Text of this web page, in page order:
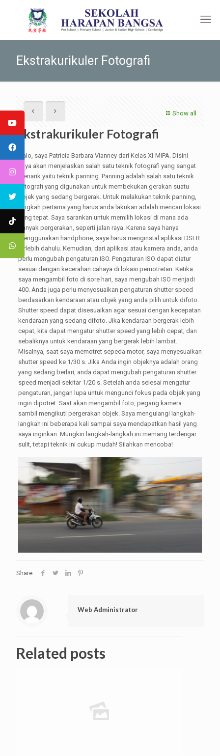
Ekstrakurikuler Fotografi
Show all
Ekstrakurikuler Fotografi
Halo, saya Patricia Barbara Vianney dari Kelas XI-MIPA. Disini
saya akan menjelaskan salah satu teknik fotografi yang sangat
menarik yaitu teknik panning. Panning adalah salah satu teknik
fotografi yang digunakan untuk membekukan gerakan suatu
objek yang sedang bergerak. Untuk melakukan teknik panning,
langkah pertama yang harus anda lakukan adalah mencari lokasi
yang tepat. Saya sarankan untuk memilih lokasi di mana ada
banyak pergerakan, seperti jalan raya. Karena saya hanya
menggunakan handphone, saya harus menginstal aplikasi DSLR
terlebih dahulu. Kemudian, dari aplikasi atau kamera anda, anda
perlu mengubah pengaturan ISO. Pengaturan ISO dapat diatur
sesuai dengan kecerahan cahaya di lokasi pemotretan. Ketika
saya mengambil foto di sore hari, saya mengubah ISO menjadi
400. Anda juga perlu menyesuaikan pengaturan shutter speed
berdasarkan kendaraan atau objek yang anda pilih untuk difoto.
Shutter speed dapat disesuaikan agar sesuai dengan kecepatan
kendaraan yang sedang difoto. Jika kendaraan bergerak lebih
cepat, kita dapat mengatur shutter speed yang lebih cepat, dan
sebaliknya untuk kendaraan yang bergerak lebih lambat.
Misalnya, saat saya memotret sepeda motor, saya menyesuaikan
shutter speed ke 1/30 s. Jika Anda ingin objeknya adalah orang
yang sedang berlari, anda dapat mengubah pengaturan shutter
speed menjadi sekitar 1/20 s. Setelah anda selesai mengatur
pengaturan, jangan lupa untuk mengunci fokus pada objek yang
ingin dipotret. Saat akan mengambil foto, pegang kamera
sambil mengikuti pergerakan objek. Saya mengulangi langkah-
langkah ini beberapa kali sampai saya mendapatkan hasil yang
saya inginkan. Mungkin langkah-langkah ini memang terdengar
sulit, tetapi teknik ini cukup mudah! Silahkan mencoba!
Share
Web Administrator
Related posts